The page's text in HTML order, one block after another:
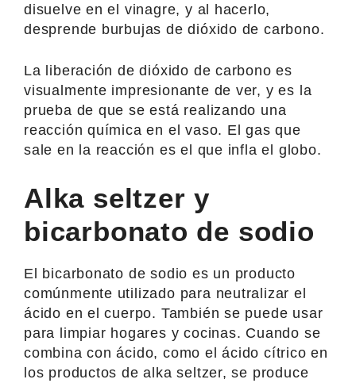
disuelve en el vinagre, y al hacerlo,
desprende burbujas de dióxido de carbono.
La liberación de dióxido de carbono es
visualmente impresionante de ver, y es la
prueba de que se está realizando una
reacción química en el vaso. El gas que
sale en la reacción es el que infla el globo.
Alka seltzer y
bicarbonato de sodio
El bicarbonato de sodio es un producto
comúnmente utilizado para neutralizar el
ácido en el cuerpo. También se puede usar
para limpiar hogares y cocinas. Cuando se
combina con ácido, como el ácido cítrico en
los productos de alka seltzer, se produce